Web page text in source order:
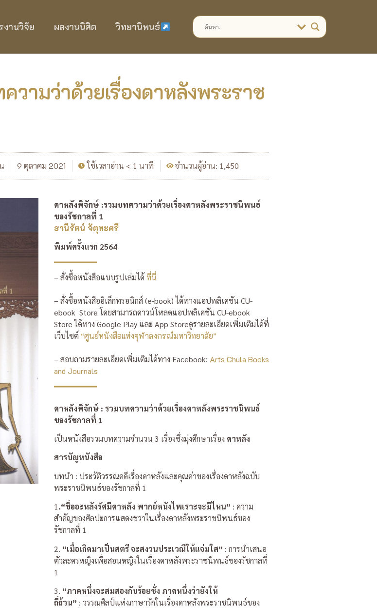
งานวิจัย ผลงานนิสิต วิทยานิพนธ์
วามว่าด้วยเรื่องดาหลังพระราช
9 ตุลาคม 2021 ใช้เวลาอ่าน < 1 นาที จำนวนผู้อ่าน: 1,450
ดาหลังพิจักษ์ :รวมบทความว่าด้วยเรื่องดาหลังพระราชนิพนธ์
ของรัชกาลที่ 1
ธานีรัตน์ จัตุทะศรี
พิมพ์ครั้งแรก 2564
– สั่งซื้อหนังสือแบบรูปเล่มได้ ที่นี่
– สั่งซื้อหนังสืออิเล็กทรอนิกส์ (e-book) ได้ทางแอปพลิเคชัน CU-
ebook Store โดยสามารถดาวน์โหลดแอปพลิเคชัน CU-ebook
Store ได้ทาง Google Play และ App Storeดูรายละเอียดเพิ่มเติมได้ที่
เว็บไซต์ “ศูนย์หนังสือแห่งจุฬาลงกรณ์มหาวิทยาลัย”
– สอบถามรายละเอียดเพิ่มเติมได้ทาง Facebook: Arts Chula Books
and Journals
ดาหลังพิจักษ์ : รวมบทความว่าด้วยเรื่องดาหลังพระราชนิพนธ์
ของรัชกาลที่ 1
เป็นหนังสือรวมบทความจำนวน 3 เรื่องซึ่งมุ่งศึกษาเรื่อง ดาหลัง
สารบัญหนังสือ
บทนำ : ประวัติวรรณคดีเรื่องดาหลังและคุณค่าของเรื่องดาหลังฉบับ
พระราชนิพนธ์ของรัชกาลที่ 1
1 .“ชื่ออะหลังรัศมีดาหลัง พากย์หนังไพเราะจะมีไหน” : ความ
สำคัญของศิลปะการแสดงชวาในเรื่องดาหลังพระราชนิพนธ์ของ
รัชกาลที่ 1
2. “เมื่อเกิดมาเป็นสตรี จะสงวนประเวณีให้แจ่มใส” : การนำเสนอ
ตัวละครหญิงเพื่อสอนหญิงในเรื่องดาหลังพระราชนิพนธ์ของรัชกาลที่
1
3. “ภาคหนึ่งจะสมสองกับร้อยชั่ง ภาคหนึ่งว่ายังให้
ถี่ถ้วน” : วรรณศิลป์แห่งภาษารักในเรื่องดาหลังพระราชนิพนธ์ของ